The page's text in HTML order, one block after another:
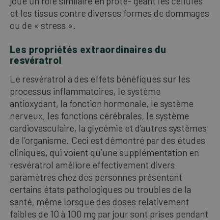
et les tissus contre diverses formes de dommages
ou de « stress ».
Les propriétés extraordinaires du
resvératrol
Le resvératrol a des effets bénéfiques sur les
processus inflammatoires, le système
antioxydant, la fonction hormonale, le système
nerveux, les fonctions cérébrales, le système
cardiovasculaire, la glycémie et d’autres systèmes
de l’organisme. Ceci est démontré par des études
cliniques, qui voient qu’une supplémentation en
resvératrol améliore effectivement divers
paramètres chez des personnes présentant
certains états pathologiques ou troubles de la
santé, même lorsque des doses relativement
faibles de 10 à 100 mg par jour sont prises pendant